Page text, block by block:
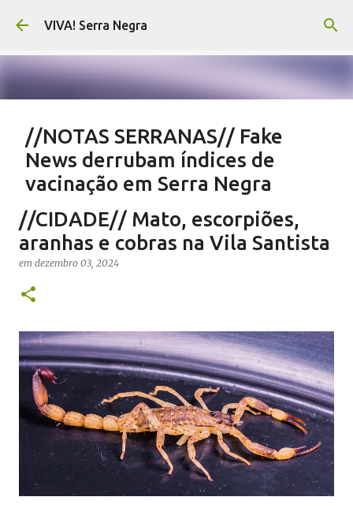
Pular para o conteúdo principal
VIVA! Serra Negra
//NOTAS SERRANAS// Fake
News derrubam índices de
vacinação em Serra Negra
SALETE SILVA SAÚDE SERRA NEGRA VACINAÇÃO SERRA NEGRA
//CIDADE// Mato, escorpiões,
aranhas e cobras na Vila Santista
em dezembro 03, 2024